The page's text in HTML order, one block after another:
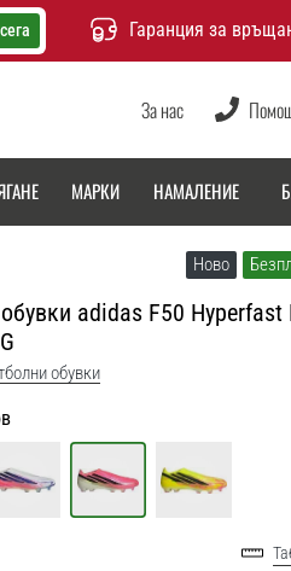
Гаранция за
За нас
МАРКИ НАМАЛЕНИЕ
Ново
adidas F50 Hyperfast
обувки